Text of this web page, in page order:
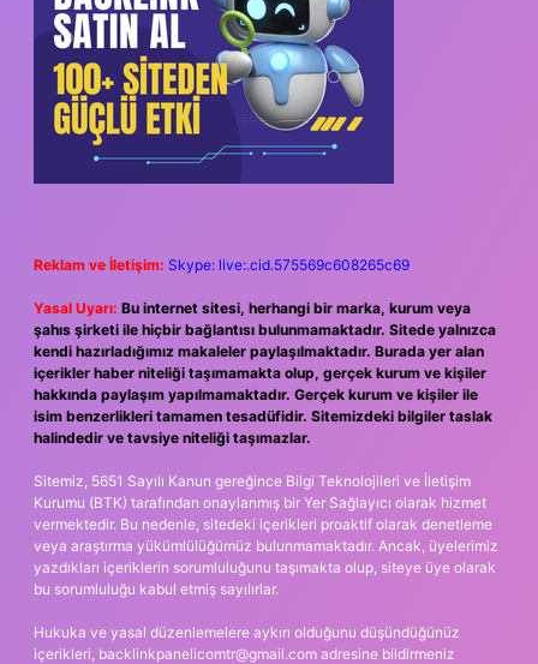
Reklam ve İletişim: Skype: live:.cid.575569c608265c69
Yasal Uyarı: Bu internet sitesi, herhangi bir marka, kurum veya
şahıs şirketi ile hiçbir bağlantısı bulunmamaktadır. Sitede yalnızca
kendi hazırladığımız makaleler paylaşılmaktadır. Burada yer alan
içerikler haber niteliği taşımamakta olup, gerçek kurum ve kişiler
hakkında paylaşım yapılmamaktadır. Gerçek kurum ve kişiler ile
isim benzerlikleri tamamen tesadüfidir. Sitemizdeki bilgiler taslak
halindedir ve tavsiye niteliği taşımazlar.
Sitemiz, 5651 Sayılı Kanun gereğince Bilgi Teknolojileri ve İletişim
Kurumu (BTK) tarafından onaylanmış bir Yer Sağlayıcı olarak hizmet
vermektedir. Bu nedenle, sitedeki içerikleri proaktif olarak denetleme
veya araştırma yükümlülüğümüz bulunmamaktadır. Ancak, üyelerimiz
yazdıkları içeriklerin sorumluluğunu taşımakta olup, siteye üye olarak
bu sorumluluğu kabul etmiş sayılırlar.
Hukuka ve yasal düzenlemelere aykırı olduğunu düşündüğünüz
içerikleri, backlinkpanelicomtr@gmail.com adresine bildirmeniz